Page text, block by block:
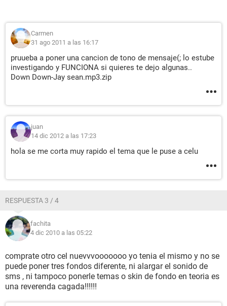
Carmen
31 ago 2011 a las 16:17
pruueba a poner una cancion de tono de mensaje(; lo estube
investigando y FUNCIONA si quieres te dejo algunas..
Down Down-Jay sean.mp3.zip
juan
14 dic 2012 a las 17:23
hola se me corta muy rapido el tema que le puse a celu
RESPUESTA 3 / 4
fachita
4 dic 2010 a las 05:22
comprate otro cel nuevvvooooooo yo tenia el mismo y no se
puede poner tres fondos diferente, ni alargar el sonido de
sms , ni tampoco ponerle temas o skin de fondo en teoria es
una reverenda cagada!!!!!!